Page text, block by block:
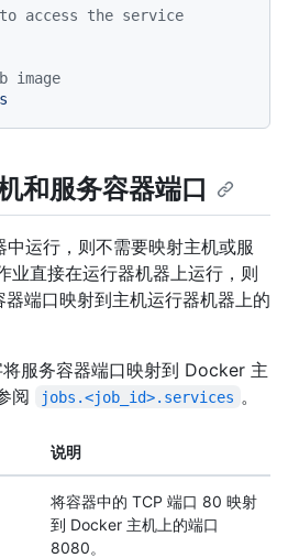
access the service
image
和服务容器端口
运行，则不需要映射主机或服
业直接在运行器机器上运行，则
端口映射到主机运行器机器上的
将服务容器端口映射到 Docker 主
阅
jobs.<job_id>.services 。
说明
将容器中的 TCP 端口 80 映射
到 Docker 主机上的端口
8080。